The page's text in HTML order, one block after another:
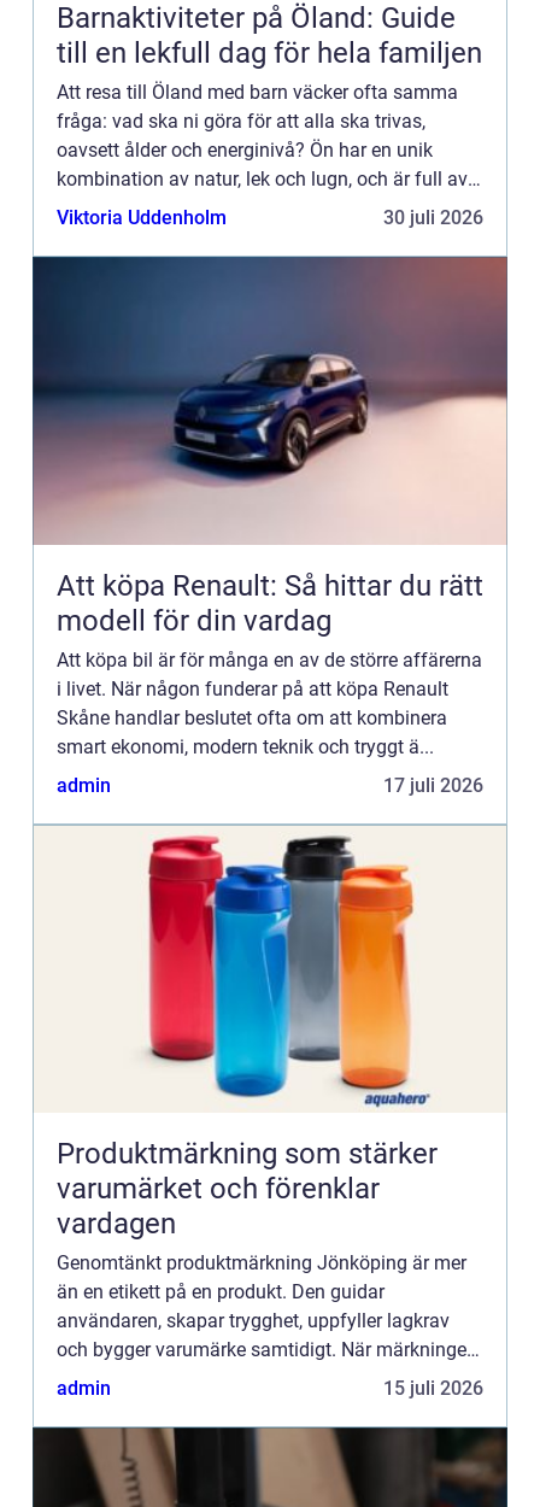
Barnaktiviteter på Öland: Guide
till en lekfull dag för hela familjen
Att resa till Öland med barn väcker ofta samma
fråga: vad ska ni göra för att alla ska trivas,
oavsett ålder och energinivå? Ön har en unik
kombination av natur, lek och lugn, och är full av
upplevelser...
Viktoria Uddenholm 30 juli 2026
Att köpa Renault: Så hittar du rätt
modell för din vardag
Att köpa bil är för många en av de större affärerna
i livet. När någon funderar på att köpa Renault
Skåne handlar beslutet ofta om att kombinera
smart ekonomi, modern teknik och tryggt ä...
admin
17 juli 2026
Produktmärkning som stärker
varumärket och förenklar
vardagen
Genomtänkt produktmärkning Jönköping är mer
än en etikett på en produkt. Den guidar
användaren, skapar trygghet, uppfyller lagkrav
och bygger varumärke samtidigt. När märkningen
fungerar mä...
admin 15 juli 2026